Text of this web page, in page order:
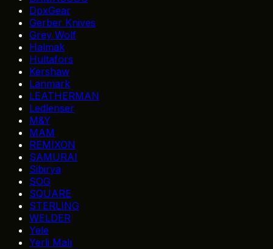
DpxGear
Gerber Knives
Grey Wolf
Halmak
Hultafors
Kershaw
Lanmark
LEATHERMAN
Ledlenser
M&Y
MAM
REMIXON
SAMURAI
Sibirya
SOG
SQUARE
STERLING
WELDER
Yele
Yerli Malı